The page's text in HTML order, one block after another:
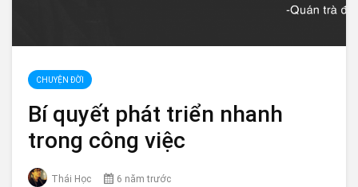
CHUYỆN ĐỜI
Bí quyết phát triển nhanh
trong công việc
Thái Học 6 năm trước